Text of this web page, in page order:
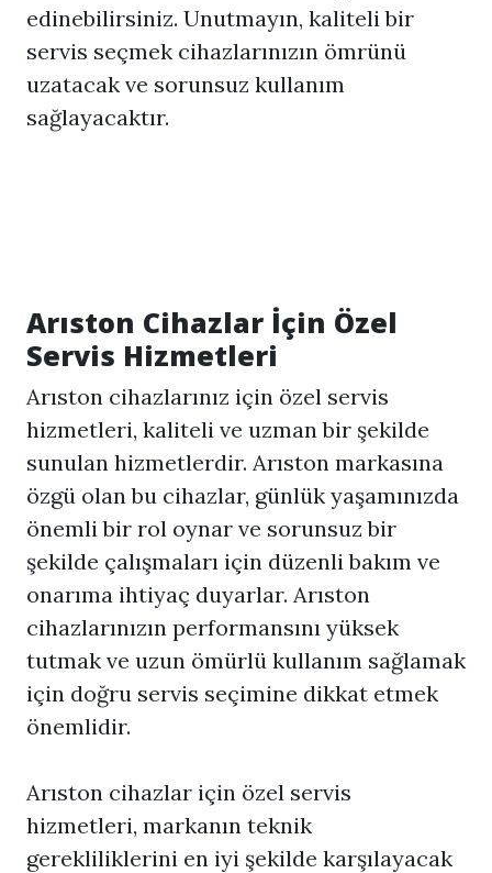
edinebilirsiniz. Unutmayın, kaliteli bir
servis seçmek cihazlarınızın ömrünü
uzatacak ve sorunsuz kullanım
sağlayacaktır.
Arıston Cihazlar İçin Özel
Servis Hizmetleri
Arıston cihazlarınız için özel servis
hizmetleri, kaliteli ve uzman bir şekilde
sunulan hizmetlerdir. Arıston markasına
özgü olan bu cihazlar, günlük yaşamınızda
önemli bir rol oynar ve sorunsuz bir
şekilde çalışmaları için düzenli bakım ve
onarıma ihtiyaç duyarlar. Arıston
cihazlarınızın performansını yüksek
tutmak ve uzun ömürlü kullanım sağlamak
için doğru servis seçimine dikkat etmek
önemlidir.
Arıston cihazlar için özel servis
hizmetleri, markanın teknik
gerekliliklerini en iyi şekilde karşılayacak